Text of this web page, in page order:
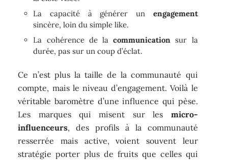
La capacité à générer un engagement
sincère, loin du simple like.
La cohérence de lacommunication sur la
durée, pas sur un coup d’éclat.
Ce n’est plus la taille de la communauté qui
compte, mais le niveau d’engagement. Voilà le
véritable baromètre d’une influence qui pèse.
Les marques qui misent sur les micro-
influenceurs, des profils à la communauté
resserrée mais active, voient souvent leur
stratégie porter plus de fruits que celles qui